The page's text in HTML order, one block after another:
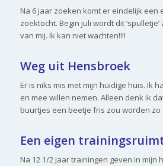
Na 6 jaar zoeken komt er eindelijk een
zoektocht. Begin juli wordt dit
van mij. Ik kan niet wachten!!!!
Weg uit Hensbroek
Er is niks mis met mijn huidige huis. Ik
en mee willen nemen. Alleen denk ik
buurtjes een beetje fris zou worden zo
Een eigen
Na 12 1/2 jaar trainingen geven in mijn